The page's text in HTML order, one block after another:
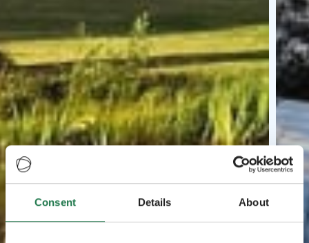
Consent Details About